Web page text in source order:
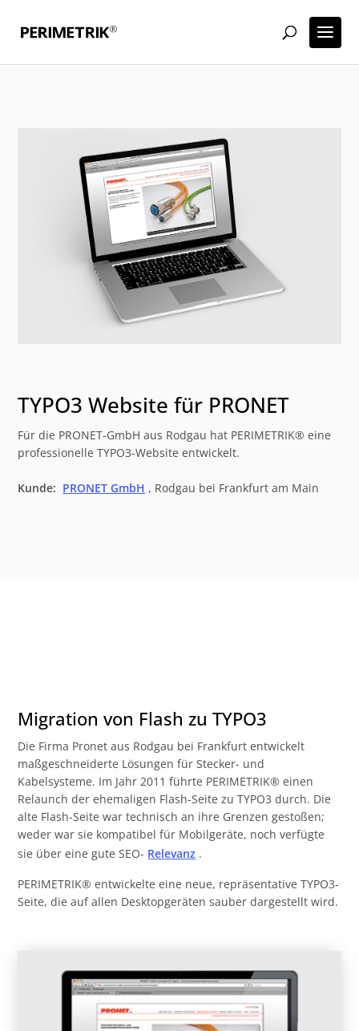
TYPO3 Website für PRONET
Für die PRONET-GmbH aus Rodgau hat PERIMETRIK® eine
professionelle TYPO3-Website entwickelt.
Kunde: PRONET GmbH , Rodgau bei Frankfurt am Main
Migration von Flash zu TYPO3
Die Firma Pronet aus Rodgau bei Frankfurt entwickelt
maßgeschneiderte Lösungen für Stecker- und
Kabelsysteme. Im Jahr 2011 führte PERIMETRIK® einen
Relaunch der ehemaligen Flash-Seite zu TYPO3 durch. Die
alte Flash-Seite war technisch an ihre Grenzen gestoßen;
weder war sie kompatibel für Mobilgeräte, noch verfügte
sie über eine gute SEO- Relevanz .
PERIMETRIK® entwickelte eine neue, repräsentative TYPO3-
Seite, die auf allen Desktopgeräten sauber dargestellt wird.